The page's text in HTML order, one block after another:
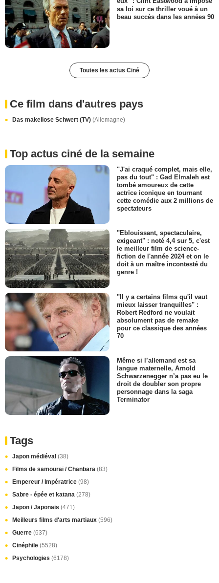
sa loi sur ce thriller voué à un
beau succès dans les années 90
Toutes les actus Ciné
Ce film dans d'autres pays
Das makellose Schwert (TV) (Allemagne)
Top actus ciné de la semaine
"J'ai craqué complet, mais elle,
pas du tout" : Gad Elmaleh est
tombé amoureux de cette
actrice iconique en tournant
cette comédie aux 2 millions de
spectateurs
"Eblouissant, spectaculaire,
exigeant" : noté 4,4 sur 5, c'est
le meilleur film de science-
fiction de l'année 2024 et on le
doit à un maître incontesté du
genre !
"Il y a certains films qu'il vaut
mieux laisser tranquilles" :
Robert Redford ne voulait
absolument pas de remake
pour ce classique des années
70
Même si l’allemand est sa
langue maternelle, Arnold
Schwarzenegger n’a pas eu le
droit de doubler son propre
personnage dans la saga
Terminator
Tags
Japon médiéval (38)
Films de samouraï / Chanbara (83)
Empereur / Impératrice (98)
Sabre - épée et katana (278)
Japon / Japonais (471)
Meilleurs films d'arts martiaux (596)
Guerre (637)
Cinéphile (5528)
Psychologies (6178)